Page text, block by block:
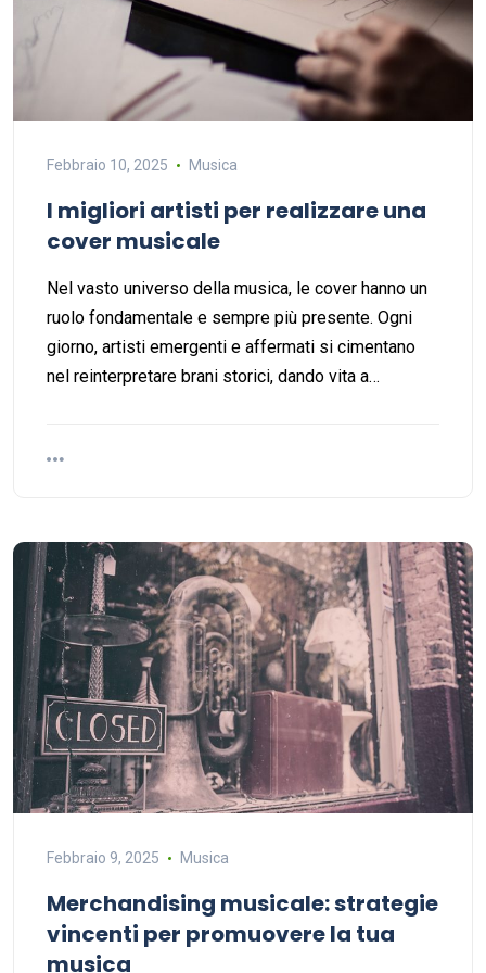
Febbraio 10, 2025 Musica
I migliori artisti per realizzare una
cover musicale
Nel vasto universo della musica, le cover hanno un
ruolo fondamentale e sempre più presente. Ogni
giorno, artisti emergenti e affermati si cimentano
nel reinterpretare brani storici, dando vita a…
Febbraio 9, 2025 Musica
Merchandising musicale: strategie
vincenti per promuovere la tua
musica